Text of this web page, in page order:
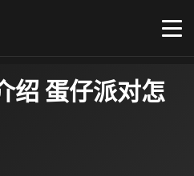
绍 蛋仔派对怎